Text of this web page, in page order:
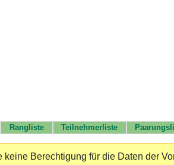
Rangliste Teilnehmerliste
keine Berechtigung für die Daten der